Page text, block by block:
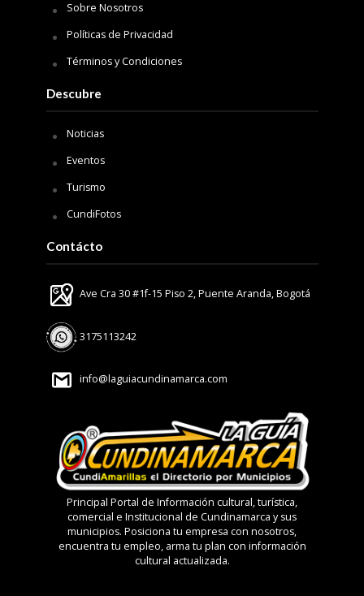
Sobre Nosotros
Políticas de Privacidad
Términos y Condiciones
Descubre
Noticias
Eventos
Turismo
CundiFotos
Contácto
Ave Cra 30 #1f-15 Piso 2, Puente Aranda, Bogotá
3175113242
info@laguiacundinamarca.com
Principal Portal de Información cultural, turística,
comercial e Institucional de Cundinamarca y sus
municipios. Posiciona tu empresa con nosotros,
encuentra tu empleo, arma tu plan con información
cultural actualizada.